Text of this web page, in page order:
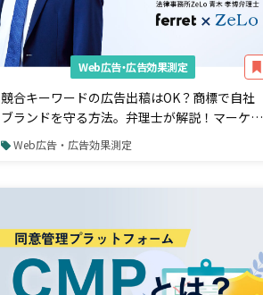
Web広告・広告効果測定
競合キーワードの広告出稿はOK？商標で自社
ブランドを守る方法。弁理士が解説！マーケ担
当者が知っておきたい法律知識
Web広告・広告効果測定